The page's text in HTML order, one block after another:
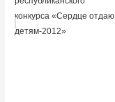
конкурса «Сердце отдаю
детям-2012»